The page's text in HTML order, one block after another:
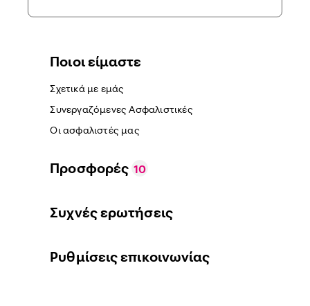
Ποιοι είμαστε
Σχετικά με εμάς
Συνεργαζόμενες Ασφαλιστικές
Οι ασφαλιστές μας
Προσφορές 10
Συχνές ερωτήσεις
Ρυθμίσεις επικοινωνίας